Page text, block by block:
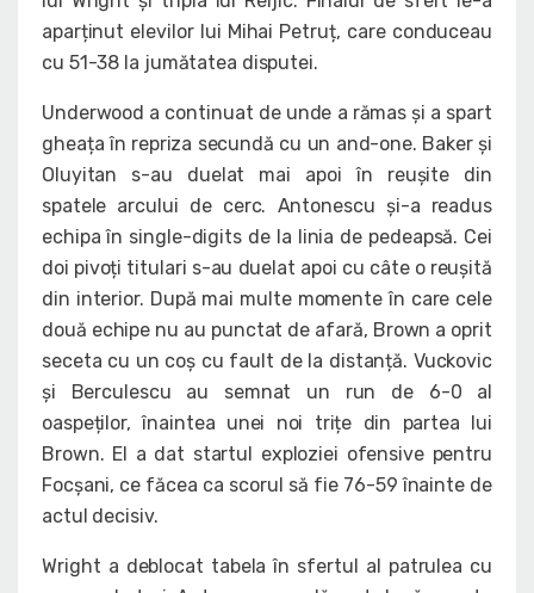
aparținut elevilor lui Mihai Petruț, care conduceau
cu 51-38 la jumătatea disputei.
Underwood a continuat de unde a rămas și a spart
gheața în repriza secundă cu un and-one. Baker și
Oluyitan s-au duelat mai apoi în reușite din
spatele arcului de cerc. Antonescu și-a readus
echipa în single-digits de la linia de pedeapsă. Cei
doi pivoți titulari s-au duelat apoi cu câte o reușită
din interior. După mai multe momente în care cele
două echipe nu au punctat de afară, Brown a oprit
seceta cu un coș cu fault de la distanță. Vuckovic
și Berculescu au semnat un run de 6-0 al
oaspeților, înaintea unei noi trițe din partea lui
Brown. El a dat startul exploziei ofensive pentru
Focșani, ce făcea ca scorul să fie 76-59 înainte de
actul decisiv.
Wright a deblocat tabela în sfertul al patrulea cu